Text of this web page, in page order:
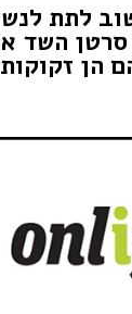
לתת
השד
הן